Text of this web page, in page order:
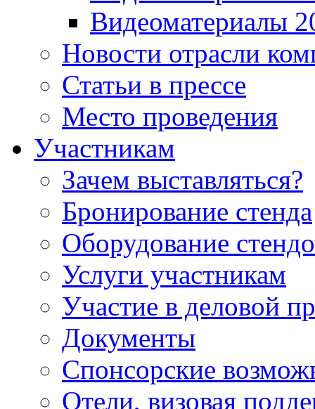
Видеоматериалы
Новости отрасли
Статьи в прессе
Место проведения
Участникам
Зачем выставляться?
Бронирование стенда
Оборудование
Услуги участникам
Участие в деловой
Документы
Спонсорские
Отели, визовая